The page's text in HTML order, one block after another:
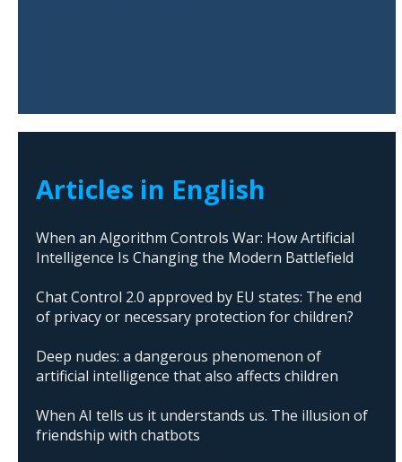
Articles in English
When an Algorithm Controls War: How Artificial
Intelligence Is Changing the Modern Battlefield
Chat Control 2.0 approved by EU states: The end
of privacy or necessary protection for children?
Deep nudes: a dangerous phenomenon of
artificial intelligence that also affects children
When AI tells us it understands us. The illusion of
friendship with chatbots